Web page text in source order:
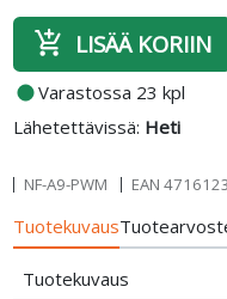
add_shopping_cart LISÄÄ KORIIN
fiber_manual_recordVarastossa 23 kpl
Lähetettävissä: Heti
NF-A9-PWM EAN
Tuotekuvaus
Tuotekuvaus